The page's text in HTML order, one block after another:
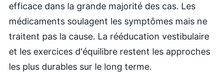
efficace dans la grande majorité des cas. Les
médicaments soulagent les symptômes mais ne
traitent pas la cause. La rééducation vestibulaire
et les exercices d'équilibre restent les approches
les plus durables sur le long terme.